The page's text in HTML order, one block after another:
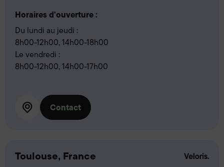
Horaires d'ouverture :
Du lundi au jeudi :
8h00-12h00, 14h00-18h00
Le vendredi :
8h00-12h00, 14h00-17h00
Contact
Toulouse, France